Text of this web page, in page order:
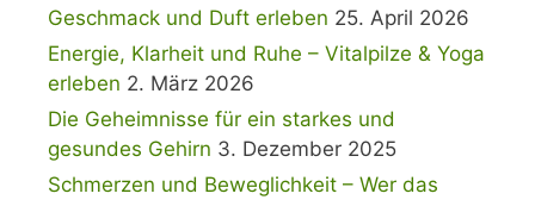
Geschmack und Duft erleben 25. April 2026
Energie, Klarheit und Ruhe – Vitalpilze & Yoga
erleben 2. März 2026
Die Geheimnisse für ein starkes und
gesundes Gehirn 3. Dezember 2025
Schmerzen und Beweglichkeit – Wer das